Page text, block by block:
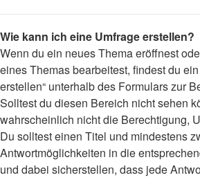
Wie kann ich eine Umfrage erstellen?
Wenn du ein neues Thema eröffnest
eines Themas bearbeitest, findest du
erstellen“ unterhalb des Formulars zur
Solltest du diesen Bereich nicht sehen
wahrscheinlich nicht die Berechtigung,
Du solltest einen Titel und mindestens
Antwortmöglichkeiten in die
und dabei sicherstellen, dass jede